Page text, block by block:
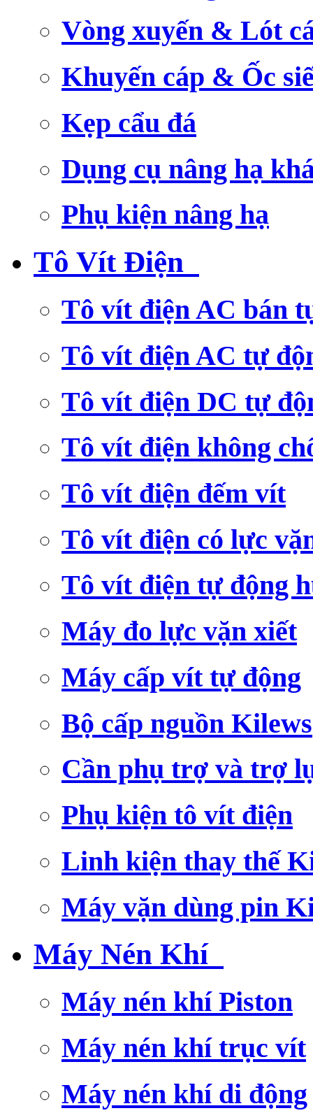
Vòng xuyến & Lót
Khuyến cáp & Ốc
Kẹp cẩu đá
Dụng cụ nâng hạ
Phụ kiện nâng hạ
Tô Vít Điện
Tô vít điện AC bán
Tô vít điện AC tự
Tô vít điện DC tự
Tô vít điện không
Tô vít điện đếm vít
Tô vít điện có lực
Tô vít điện tự động
Máy đo lực vặn xiết
Máy cấp vít tự động
Bộ cấp nguồn Kilews
Cần phụ trợ và trợ
Phụ kiện tô vít điện
Linh kiện thay thế
Máy vặn dùng pin
Máy Nén Khí
Máy nén khí Piston
Máy nén khí trục vít
Máy nén khí di động